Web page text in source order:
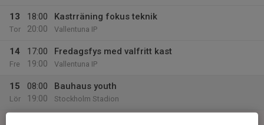
13
Tor
18:00
20:00
Kastrräning fokus teknik
Vallentuna IP
14
Fre
17:00
19:00
Fredagsfys med valfritt kast
Vallentuna IP
15
Lör
08:00
19:00
Bauhaus youth
Stockholm Stadion